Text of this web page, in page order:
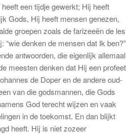
een tijdje gewerkt; Hij heeft
Gods, Hij heeft mensen genezen,
groepen zoals de farizeeën de les
“wie denken de mensen dat Ik ben?”
antwoorden, die eigenlijk allemaal
meesten denken dat Hij een profeet
de Doper en de andere oud-
van die godsmannen, die Gods
God terecht wijzen en vaak
in de toekomst. En dan blijkt
heeft. Hij is niet zozeer